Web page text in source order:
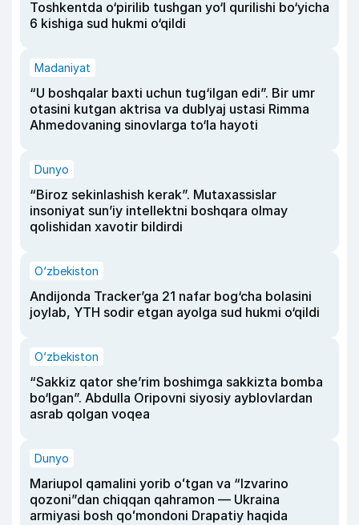
Toshkentda o‘pirilib tushgan yo‘l qurilishi bo‘yicha
6 kishiga sud hukmi o‘qildi
Madaniyat
“U boshqalar baxti uchun tug‘ilgan edi”. Bir umr
otasini kutgan aktrisa va dublyaj ustasi Rimma
Ahmedovaning sinovlarga to‘la hayoti
Dunyo
“Biroz sekinlashish kerak”. Mutaxassislar
insoniyat sun’iy intellektni boshqara olmay
qolishidan xavotir bildirdi
O‘zbekiston
Andijonda Tracker’ga 21 nafar bog‘cha bolasini
joylab, YTH sodir etgan ayolga sud hukmi o‘qildi
O‘zbekiston
“Sakkiz qator she’rim boshimga sakkizta bomba
bo‘lgan”. Abdulla Oripovni siyosiy ayblovlardan
asrab qolgan voqea
Dunyo
Mariupol qamalini yorib oʻtgan va “Izvarino
qozoni”dan chiqqan qahramon — Ukraina
armiyasi bosh qoʻmondoni Drapatiy haqida